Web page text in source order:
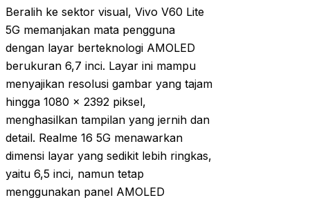
Beralih ke sektor visual, Vivo V60 Lite
5G memanjakan mata pengguna
dengan layar berteknologi AMOLED
berukuran 6,7 inci. Layar ini mampu
menyajikan resolusi gambar yang tajam
hingga 1080 x 2392 piksel,
menghasilkan tampilan yang jernih dan
detail. Realme 16 5G menawarkan
dimensi layar yang sedikit lebih ringkas,
yaitu 6,5 inci, namun tetap
menggunakan panel AMOLED